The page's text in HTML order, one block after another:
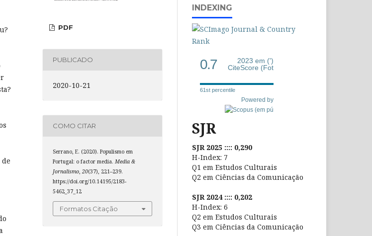
PDF
PUBLICADO
2020-10-21
COMO CITAR
Serrano, E. (2020). Populismo em
Portugal: o factor media.Media &
Jornalismo,20(37), 221–239.
https://doi.org/10.14195/2183-
5462_37_12
Formatos Citação
INDEXING
0.7
2023 em (')
CiteScore (Fot
61st percentile
Powered by
SJR
SJR 2025 :::: 0,290
H-Index: 7
Q1 em Estudos Culturais
Q2 em Ciências da Comunicação
SJR 2024 :::: 0,202
H-Index: 6
Q2 em Estudos Culturais
Q3 em Ciências da Comunicação